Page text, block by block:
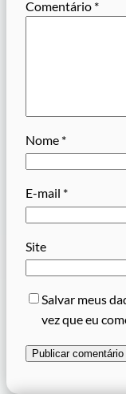
Comentário *
Nome *
E-mail *
Site
Salvar meus
vez que eu